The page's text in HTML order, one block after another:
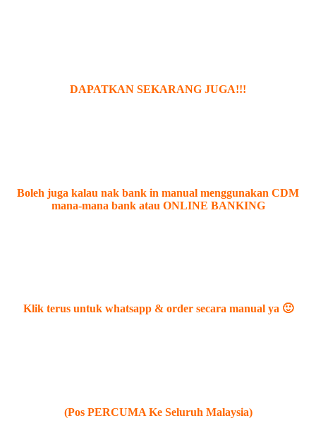
DAPATKAN SEKARANG JUGA!!!
Boleh juga kalau nak bank in manual menggunakan CDM
mana-mana bank atau ONLINE BANKING
Klik terus untuk whatsapp & order secara manual ya 🙂
(Pos PERCUMA Ke Seluruh Malaysia)